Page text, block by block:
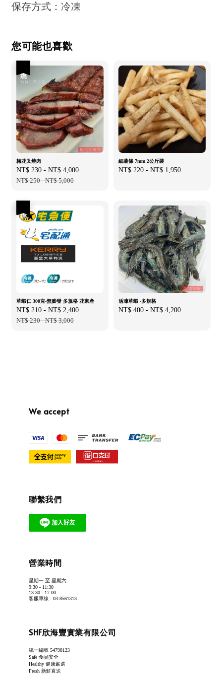
保存方式：冷凍
您可能也喜歡
梅花叉燒肉
Sale
price
NT$ 230 - NT$ 4,000
NT$ 250-NT$ 5,000
細薯條 7mm 2公斤裝
Regular
NT$ 220 - NT$ 1,950
草蝦仁 300克-無膨發 多規格 花東產
Sale
price
NT$ 210 - NT$ 2,400
NT$ 230-NT$ 3,000
活凍草蝦 -多規格
Regular
NT$ 400 - NT$ 4,200
We accept
聯繫我們
營業時間
星期一 至 星期六
9:30 - 11:30
13:30 - 17:00
客服專線 : 03-8561313
SHF欣海豐實業有限公司
統一編號 54798123
Safe 食品安全
Healthy 健康嚴選
Fresh 新鮮直送